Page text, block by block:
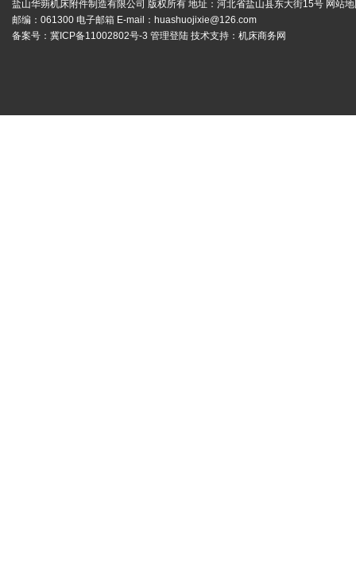
盐山华蒴机床附件制造有限公司 版权所有 地址：河北省盐山县东大街15号 网站
邮编：061300 电子邮箱 E-mail： huashuojixie@126.com
备案号： 冀ICP备11002802号-3 管理登陆 技术支持： 机床商务网